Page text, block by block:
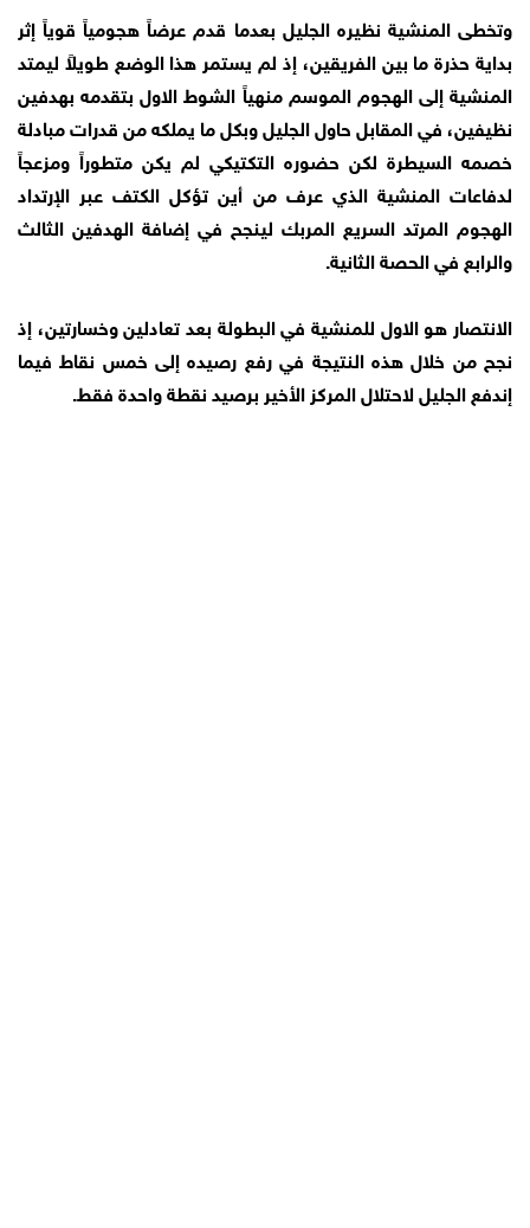
وتخطى المنشية نظيره الجليل بعدما قدم عرضاً هجومياً قوياً إثر
بداية حذرة ما بين الفريقين، إذ لم يستمر هذا الوضع طويلاً ليمتد
المنشية إلى الهجوم الموسم منهياً الشوط الاول بتقدمه بهدفين
نظيفين، في المقابل حاول الجليل وبكل ما يملكه من قدرات مبادلة
خصمه السيطرة لكن حضوره التكتيكي لم يكن متطوراً ومزعجاً
لدفاعات المنشية الذي عرف من أين تؤكل الكتف عبر الإرتداد
الهجوم المرتد السريع المربك لينجح في إضافة الهدفين الثالث
والرابع في الحصة الثانية.
الانتصار هو الاول للمنشية في البطولة بعد تعادلين وخسارتين، إذ
نجح من خلال هذه النتيجة في رفع رصيده إلى خمس نقاط فيما
إندفع الجليل لاحتلال المركز الأخير برصيد نقطة واحدة فقط.